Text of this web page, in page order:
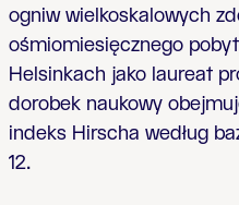
ogniw wielkoskalowych
ośmiomiesięcznego
Helsinkach jako laureat
dorobek naukowy
indeks Hirscha według
12.